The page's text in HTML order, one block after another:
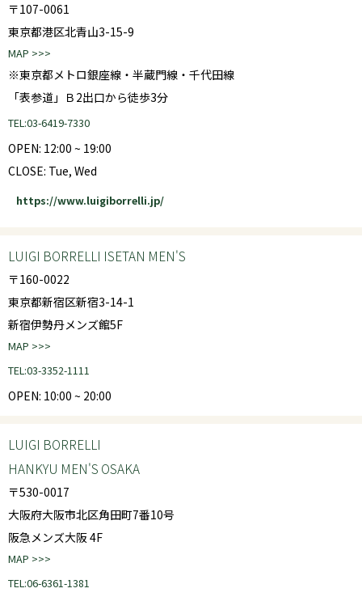
〒107-0061
東京都港区北青山3-15-9
MAP >>>
※東京都メトロ銀座線・半蔵門線・千代田線
「表参道」Ｂ2出口から徒歩3分
TEL:03-6419-7330
OPEN: 12:00 ~ 19:00
CLOSE: Tue, Wed
https://www.luigiborrelli.jp/
LUIGI BORRELLI ISETAN MEN'S
〒160-0022
東京都新宿区新宿3-14-1
新宿伊勢丹メンズ館5F
MAP >>>
TEL:03-3352-1111
OPEN: 10:00 ~ 20:00
LUIGI BORRELLI
HANKYU MEN'S OSAKA
〒530-0017
大阪府大阪市北区角田町7番10号
阪急メンズ大阪 4F
MAP >>>
TEL:06-6361-1381